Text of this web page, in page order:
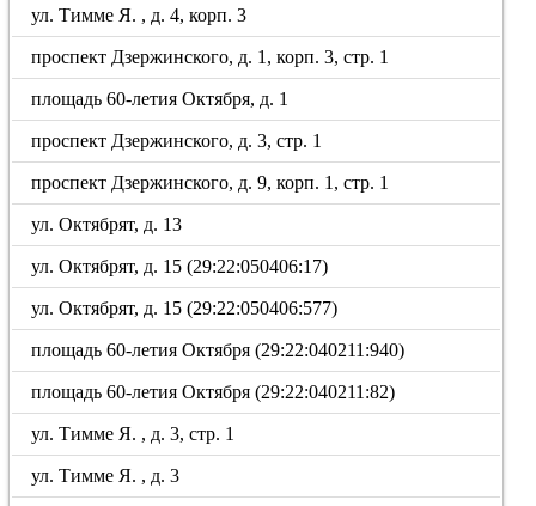
ул. Тимме Я. , д. 4, корп. 3
проспект Дзержинского, д. 1, корп. 3, стр. 1
площадь 60-летия Октября, д. 1
проспект Дзержинского, д. 3, стр. 1
проспект Дзержинского, д. 9, корп. 1, стр. 1
ул. Октябрят, д. 13
ул. Октябрят, д. 15 (29:22:050406:17)
ул. Октябрят, д. 15 (29:22:050406:577)
площадь 60-летия Октября (29:22:040211:940)
площадь 60-летия Октября (29:22:040211:82)
ул. Тимме Я. , д. 3, стр. 1
ул. Тимме Я. , д. 3